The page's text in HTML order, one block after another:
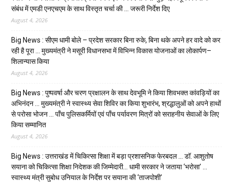
संबंध में एमडी एनएचएम के साथ विस्तृत चर्चा की … जरूरी निर्देश दिए
August 4, 2026
Big News : सीएम धामी बोले – प्रदेश सरकार बिना रुके, बिना थके अपने हर वादे को कर
रही है पूरा … मुख्यमंत्री ने मसूरी विधानसभा में विभिन्न विकास योजनाओं का लोकार्पण–
शिलान्यास किया
August 4, 2026
Big News : पुष्पवर्षा और चरण प्रक्षालन के साथ देवभूमि ने किया शिवभक्त कांवड़ियों का
अभिनंदन … मुख्यमंत्री ने स्वास्थ्य सेवा शिविर का किया शुभारंभ, श्रद्धालुओं को अपने हाथों
से परोसा भोजन … पाँच पुलिसकर्मियों एवं पाँच पर्यावरण मित्रों को सराहनीय सेवाओं के लिए
किया सम्मानित
August 4, 2026
Big News : उत्तराखंड में चिकित्सा शिक्षा में बड़ा प्रशासनिक फेरबदल … डॉ. आशुतोष
सयाना को चिकित्सा शिक्षा निदेशक की जिम्मेदारी… धामी सरकार ने जताया ‘भरोसा’ …
स्वास्थ्य मंत्री सुबोध उनियाल के निर्देश पर सयाना की ‘ताजपोशी’